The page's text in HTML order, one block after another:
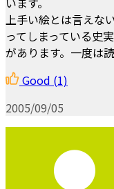
上手い絵とは言えな
ってしまっている史
があります。一度は
Good (1)
2005/09/05